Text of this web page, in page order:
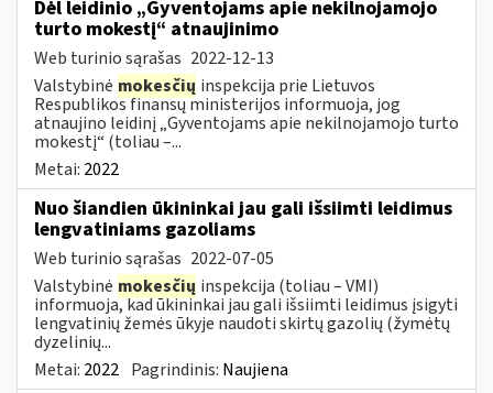
Dėl leidinio „Gyventojams apie nekilnojamojo
turto mokestį“ atnaujinimo
Web turinio sąrašas 2022-12-13
Valstybinė mokesčių inspekcija prie Lietuvos
Respublikos finansų ministerijos informuoja, jog
atnaujino leidinį „Gyventojams apie nekilnojamojo turto
mokestį“ (toliau –...
Metai: 2022
Nuo šiandien ūkininkai jau gali išsiimti leidimus
lengvatiniams gazoliams
Web turinio sąrašas 2022-07-05
Valstybinė mokesčių inspekcija (toliau – VMI)
informuoja, kad ūkininkai jau gali išsiimti leidimus įsigyti
lengvatinių žemės ūkyje naudoti skirtų gazolių (žymėtų
dyzelinių...
Metai: 2022 Pagrindinis: Naujiena